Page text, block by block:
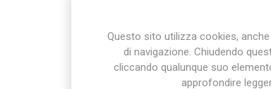
Centralina
programmatore
irrigazione Master
Questo sito utilizza cookies,
di navigazione. Chiudendo
cliccando qualunque suo
approfondire